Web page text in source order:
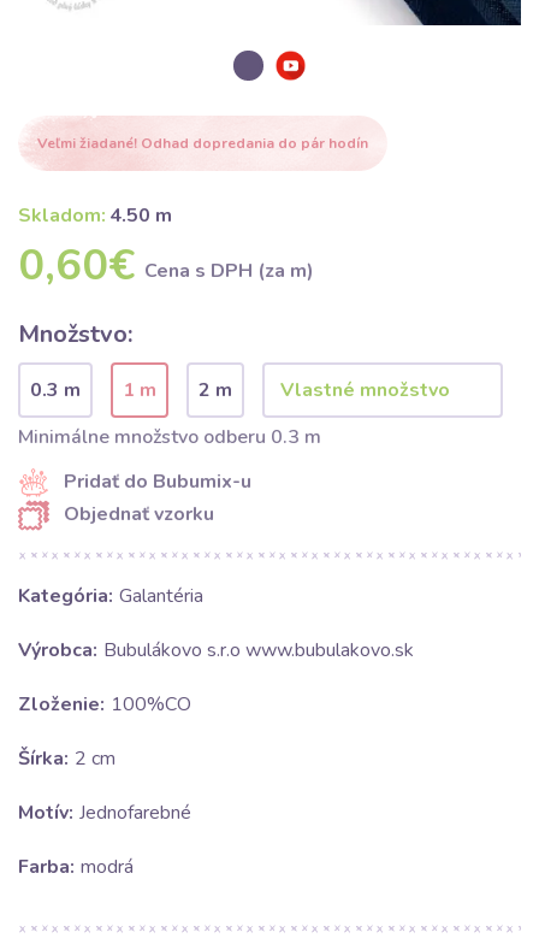
Veľmi žiadané! Odhad dopredania do pár hodín
Skladom: 4.50 m
0,60€ Cena s DPH (za m)
Množstvo:
0.3 m 1 m
2 m
Minimálne množstvo odberu 0.3 m
Pridať do Bubumix-u
Objednať vzorku
Kategória: Galantéria
Výrobca: Bubulákovo s.r.o www.bubulakovo.sk
Zloženie: 100%CO
Šírka: 2 cm
Motív: Jednofarebné
Farba: modrá